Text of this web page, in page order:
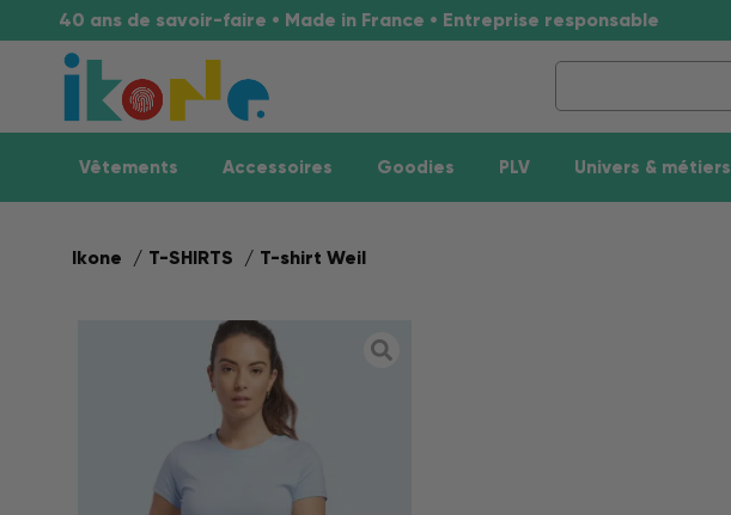
40 ans de savoir-faire • Made in France • Entreprise responsable
Vêtements Accessoires Goodies PLV Univers & métiers
Ikone T-SHIRTS T-shirt Weil